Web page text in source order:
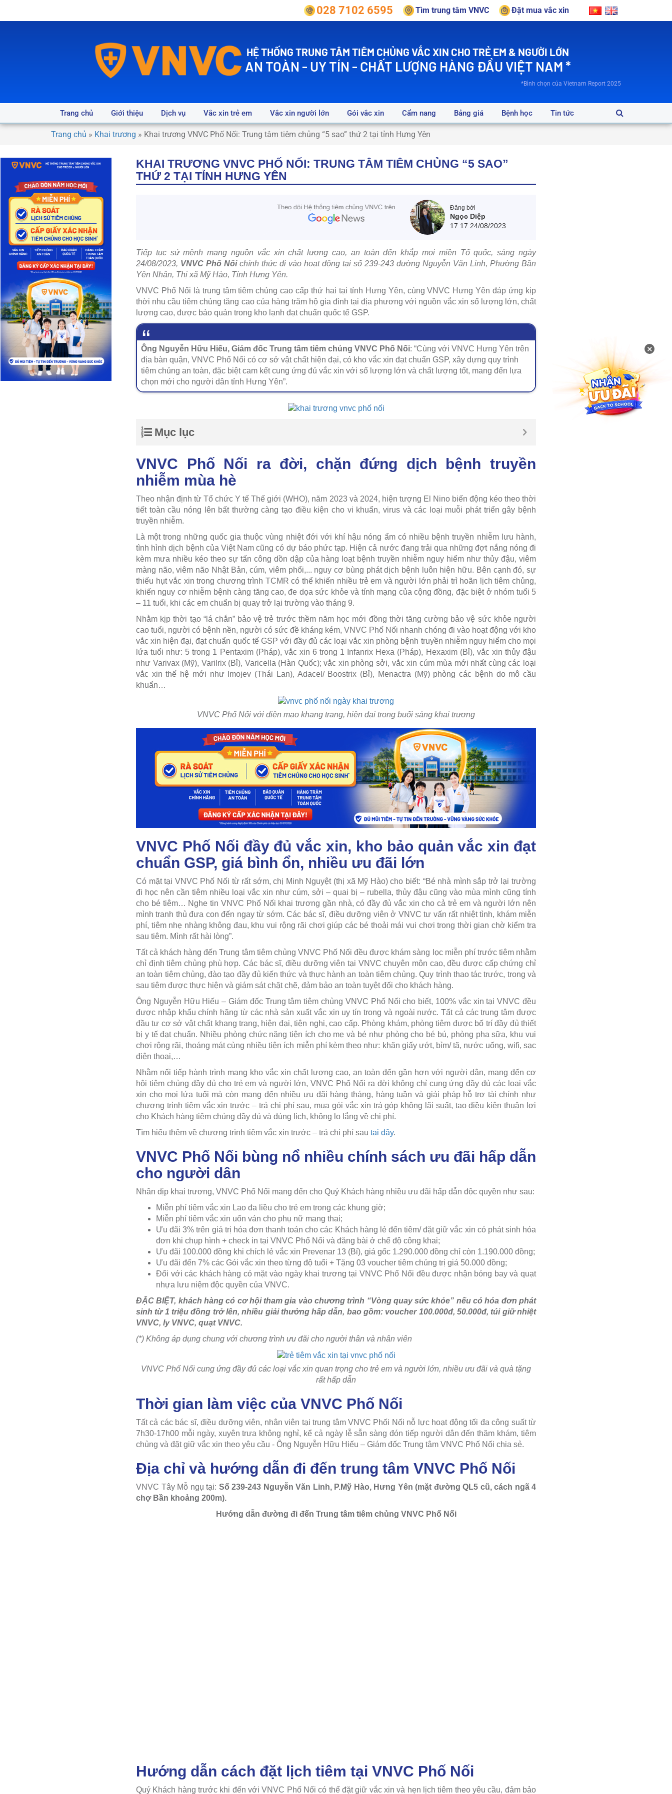
028 7102 6595 Tìm trung tâm VNVC Đặt mua vắc xin
HỆ THỐNG TRUNG TÂM TIÊM CHỦNG VẮC XIN CHO TRẺ EM & NGƯỜI LỚN
AN TOÀN - UY TÍN - CHẤT LƯỢNG HÀNG ĐẦU VIỆT NAM *
*Bình chọn của Vietnam Report 2025
Trang chủ Giới thiệu Dịch vụ Vắc xin trẻ em Vắc xin người lớn Gói vắc xin Cẩm nang Bảng giá Bệnh học Tin tức
Trang chủ » Khai trương » Khai trương VNVC Phố Nối: Trung tâm tiêm chủng “5 sao” thứ 2 tại tỉnh Hưng Yên
KHAI TRƯƠNG VNVC PHỐ NỐI: TRUNG TÂM TIÊM CHỦNG “5 SAO”
THỨ 2 TẠI TỈNH HƯNG YÊN
Đăng bởi
Ngọc Diệp
17:17 24/08/2023
Tiếp tục sứ mệnh mang nguồn vắc xin chất lượng cao, an toàn đến khắp mọi miền Tổ quốc, sáng ngày
24/08/2023, VNVC Phố Nốichính thức đi vào hoạt động tại số 239-243 đường Nguyễn Văn Linh, Phường Bần
Yên Nhân, Thị xã Mỹ Hào, Tỉnh Hưng Yên.
VNVC Phố Nối là trung tâm tiêm chủng cao cấp thứ hai tại tỉnh Hưng Yên, cùng VNVC Hưng Yên đáp ứng kịp
thời nhu cầu tiêm chủng tăng cao của hàng trăm hộ gia đình tại địa phương với nguồn vắc xin số lượng lớn, chất
lượng cao, được bảo quản trong kho lạnh đạt chuẩn quốc tế GSP.
Ông Nguyễn Hữu Hiếu, Giám đốc Trung tâm tiêm chủng VNVC Phố Nối: “Cùng với VNVC Hưng Yên trên
địa bàn quận, VNVC Phố Nối có cơ sở vật chất hiện đại, có kho vắc xin đạt chuẩn GSP, xây dựng quy trình
tiêm chủng an toàn, đặc biệt cam kết cung ứng đủ vắc xin với số lượng lớn và chất lượng tốt, mang đến lựa
chọn mới cho người dân tỉnh Hưng Yên”.
Mục lục
VNVC Phố Nối ra đời, chặn đứng dịch bệnh truyền
nhiễm mùa hè
Theo nhận định từ Tổ chức Y tế Thế giới (WHO), năm 2023 và 2024, hiện tượng El Nino biến động kéo theo thời
tiết toàn cầu nóng lên bất thường càng tạo điều kiện cho vi khuẩn, virus và các loại muỗi phát triển gây bệnh
truyền nhiễm.
Là một trong những quốc gia thuộc vùng nhiệt đới với khí hậu nóng ẩm có nhiều bệnh truyền nhiễm lưu hành,
tình hình dịch bệnh của Việt Nam cũng có dự báo phức tạp. Hiện cả nước đang trải qua những đợt nắng nóng đi
kèm mưa nhiều kéo theo sự tấn công dồn dập của hàng loạt bệnh truyền nhiễm nguy hiểm như thủy đậu, viêm
màng não, viêm não Nhật Bản, cúm, viêm phổi,... nguy cơ bùng phát dịch bệnh luôn hiện hữu. Bên cạnh đó, sự
thiếu hụt vắc xin trong chương trình TCMR có thể khiến nhiều trẻ em và người lớn phải trì hoãn lịch tiêm chủng,
khiến nguy cơ nhiễm bệnh càng tăng cao, đe dọa sức khỏe và tính mạng của cộng đồng, đặc biệt ở nhóm tuổi 5
– 11 tuổi, khi các em chuẩn bị quay trở lại trường vào tháng 9.
Nhằm kịp thời tạo “lá chắn” bảo vệ trẻ trước thềm năm học mới đồng thời tăng cường bảo vệ sức khỏe người
cao tuổi, người có bệnh nền, người có sức đề kháng kém, VNVC Phố Nối nhanh chóng đi vào hoạt động với kho
vắc xin hiện đại, đạt chuẩn quốc tế GSP với đầy đủ các loại vắc xin phòng bệnh truyền nhiễm nguy hiểm cho mọi
lứa tuổi như: 5 trong 1 Pentaxim (Pháp), vắc xin 6 trong 1 Infanrix Hexa (Pháp), Hexaxim (Bỉ), vắc xin thủy đậu
như Varivax (Mỹ), Varilrix (Bỉ), Varicella (Hàn Quốc); vắc xin phòng sởi, vắc xin cúm mùa mới nhất cùng các loại
vắc xin thế hệ mới như Imojev (Thái Lan), Adacel/ Boostrix (Bỉ), Menactra (Mỹ) phòng các bệnh do mô cầu
khuẩn…
VNVC Phố Nối với diện mạo khang trang, hiện đại trong buổi sáng khai trương
VNVC Phố Nối đầy đủ vắc xin, kho bảo quản vắc xin đạt
chuẩn GSP, giá bình ổn, nhiều ưu đãi lớn
Có mặt tại VNVC Phố Nối từ rất sớm, chị Minh Nguyệt (thị xã Mỹ Hào) cho biết: “Bé nhà mình sắp trở lại trường
đi học nên cần tiêm nhiều loại vắc xin như cúm, sởi – quai bị – rubella, thủy đậu cũng vào mùa mình cũng tính
cho bé tiêm… Nghe tin VNVC Phố Nối khai trương gần nhà, có đầy đủ vắc xin cho cả trẻ em và người lớn nên
mình tranh thủ đưa con đến ngay từ sớm. Các bác sĩ, điều dưỡng viên ở VNVC tư vấn rất nhiệt tình, khám miễn
phí, tiêm nhẹ nhàng không đau, khu vui rộng rãi chơi giúp các bé thoải mái vui chơi trong thời gian chờ kiểm tra
sau tiêm. Mình rất hài lòng”.
Tất cả khách hàng đến Trung tâm tiêm chủng VNVC Phố Nối đều được khám sàng lọc miễn phí trước tiêm nhằm
chỉ định tiêm chủng phù hợp. Các bác sĩ, điều dưỡng viên tại VNVC chuyên môn cao, đều được cấp chứng chỉ
an toàn tiêm chủng, đào tạo đầy đủ kiến thức và thực hành an toàn tiêm chủng. Quy trình thao tác trước, trong và
sau tiêm được thực hiện và giám sát chặt chẽ, đảm bảo an toàn tuyệt đối cho khách hàng.
Ông Nguyễn Hữu Hiếu – Giám đốc Trung tâm tiêm chủng VNVC Phố Nối cho biết, 100% vắc xin tại VNVC đều
được nhập khẩu chính hãng từ các nhà sản xuất vắc xin uy tín trong và ngoài nước. Tất cả các trung tâm được
đầu tư cơ sở vật chất khang trang, hiện đại, tiện nghi, cao cấp. Phòng khám, phòng tiêm được bố trí đầy đủ thiết
bị y tế đạt chuẩn. Nhiều phòng chức năng tiện ích cho mẹ và bé như phòng cho bé bú, phòng pha sữa, khu vui
chơi rộng rãi, thoáng mát cùng nhiều tiện ích miễn phí kèm theo như: khăn giấy ướt, bỉm/ tã, nước uống, wifi, sạc
điện thoại,…
Nhằm nối tiếp hành trình mang kho vắc xin chất lượng cao, an toàn đến gần hơn với người dân, mang đến cơ
hội tiêm chủng đầy đủ cho trẻ em và người lớn, VNVC Phố Nối ra đời không chỉ cung ứng đầy đủ các loại vắc
xin cho mọi lứa tuổi mà còn mang đến nhiều ưu đãi hàng tháng, hàng tuần và giải pháp hỗ trợ tài chính như
chương trình tiêm vắc xin trước – trả chi phí sau, mua gói vắc xin trả góp không lãi suất, tạo điều kiện thuận lợi
cho Khách hàng tiêm chủng đầy đủ và đúng lịch, không lo lắng về chi phí.
Tìm hiểu thêm về chương trình tiêm vắc xin trước – trả chi phí sau tại đây.
VNVC Phố Nối bùng nổ nhiều chính sách ưu đãi hấp dẫn
cho người dân
Nhân dịp khai trương, VNVC Phố Nối mang đến cho Quý Khách hàng nhiều ưu đãi hấp dẫn độc quyền như sau:
Miễn phí tiêm vắc xin Lao đa liều cho trẻ em trong các khung giờ;
Miễn phí tiêm vắc xin uốn ván cho phụ nữ mang thai;
Ưu đãi 3% trên giá trị hóa đơn thanh toán cho các Khách hàng lẻ đến tiêm/ đặt giữ vắc xin có phát sinh hóa
đơn khi chụp hình + check in tại VNVC Phố Nối và đăng bài ở chế độ công khai;
Ưu đãi 100.000 đồng khi chích lẻ vắc xin Prevenar 13 (Bỉ), giá gốc 1.290.000 đồng chỉ còn 1.190.000 đồng;
Ưu đãi đến 7% các Gói vắc xin theo từng độ tuổi + Tặng 03 voucher tiêm chủng trị giá 50.000 đồng;
Đối với các khách hàng có mặt vào ngày khai trương tại VNVC Phố Nối đều được nhận bóng bay và quạt
nhựa lưu niệm độc quyền của VNVC.
ĐẶC BIỆT, khách hàng có cơ hội tham gia vào chương trình “Vòng quay sức khỏe” nếu có hóa đơn phát
sinh từ 1 triệu đồng trở lên, nhiều giải thưởng hấp dẫn, bao gồm: voucher 100.000đ, 50.000đ, túi giữ nhiệt
VNVC, ly VNVC, quạt VNVC.
(*) Không áp dụng chung với chương trình ưu đãi cho người thân và nhân viên
VNVC Phố Nối cung ứng đầy đủ các loại vắc xin quan trọng cho trẻ em và người lớn, nhiều ưu đãi và quà tặng
rất hấp dẫn
Thời gian làm việc của VNVC Phố Nối
Tất cả các bác sĩ, điều dưỡng viên, nhân viên tại trung tâm VNVC Phối Nối nỗ lực hoạt động tối đa công suất từ
7h30-17h00 mỗi ngày, xuyên trưa không nghỉ, kể cả ngày lễ sẵn sàng đón tiếp người dân đến thăm khám, tiêm
chủng và đặt giữ vắc xin theo yêu cầu - Ông Nguyễn Hữu Hiếu – Giám đốc Trung tâm VNVC Phố Nối chia sẻ.
Địa chỉ và hướng dẫn đi đến trung tâm VNVC Phố Nối
VNVC Tây Mỗ ngụ tại: Số 239-243 Nguyễn Văn Linh, P.Mỹ Hào, Hưng Yên (mặt đường QL5 cũ, cách ngã 4
chợ Bần khoảng 200m).
Hướng dẫn đường đi đến Trung tâm tiêm chủng VNVC Phố Nối
Hướng dẫn cách đặt lịch tiêm tại VNVC Phố Nối
Quý Khách hàng trước khi đến với VNVC Phố Nối có thể đặt giữ vắc xin và hẹn lịch tiêm theo yêu cầu, đảm bảo
×